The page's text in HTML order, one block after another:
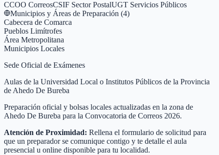
CCOO CorreosCSIF Sector PostalUGT Servicios Públicos
Municipios y Áreas de Preparación (4)
Cabecera de Comarca
Pueblos Limítrofes
Área Metropolitana
Municipios Locales
Sede Oficial de Exámenes
Aulas de la Universidad Local o Institutos Públicos de la Provincia
de Ahedo De Bureba
Preparación oficial y bolsas locales actualizadas en la zona de
Ahedo De Bureba para la Convocatoria de Correos 2026.
Atención de Proximidad: Rellena el formulario de solicitud para
que un preparador se comunique contigo y te detalle el aula
presencial u online disponible para tu localidad.